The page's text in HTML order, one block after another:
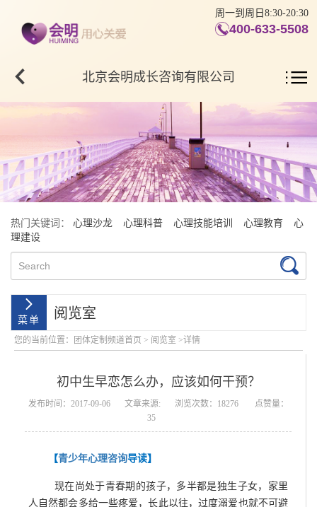
周一到周日8:30-20:30
400-633-5508
北京会明成长咨询有限公司
热门关键词： 心理沙龙 心理科普 心理技能培训 心理教育
心
理建设
阅览室
您的当前位置： 团体定制频道首页 > 阅览室 >详情
初中生早恋怎么办，应该如何干预？
发布时间：2017-09-06 文章来源: 浏览次数：18276
点赞量：
35
【青少年心理咨询导读】
现在尚处于青春期的孩子，多半都是独生子女，家里
人自然都会多给一些疼爱，长此以往，过度溺爱也就不可避